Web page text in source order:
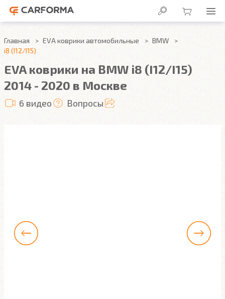
Главная EVA коврики автомобильные
BMW
i8 (I12/I15)
EVA коврики на BMW i8 (I12/I15)
2014 - 2020 в Москве
6 видео Вопросы